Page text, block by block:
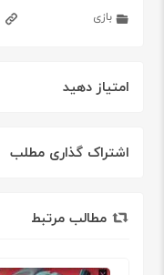
بازی
امتیاز دهید
اشتراک گذاری مطلب
مطالب مرتبط